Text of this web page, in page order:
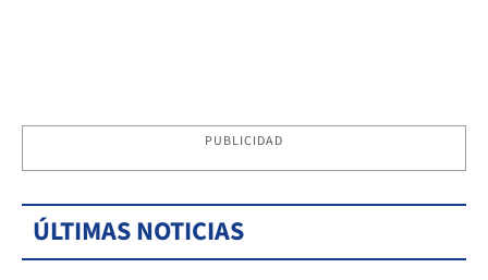
PUBLICIDAD
ÚLTIMAS NOTICIAS